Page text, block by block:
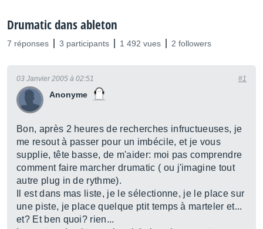
Drumatic dans ableton
7 réponses 3 participants 1 492 vues 2 followers
Anonyme
03 Janvier 2005 à 02:51 #1
Bon, après 2 heures de recherches infructueuses, je
me resout à passer pour un imbécile, et je vous
supplie, tête basse, de m'aider: moi pas comprendre
comment faire marcher drumatic ( ou j'imagine tout
autre plug in de rythme).
Il est dans mas liste, je le sélectionne, je le place sur
une piste, je place quelque ptit temps à marteler et...
et? Et ben quoi? rien...